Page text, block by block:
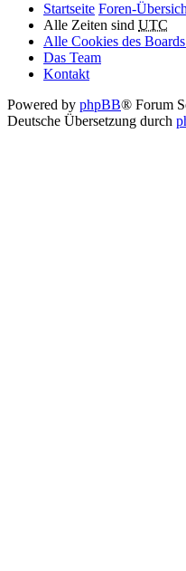
Startseite Foren-
Alle Zeiten sind UTC
Alle Cookies des
Das Team
Kontakt
Powered by phpBB® Forum
Deutsche Übersetzung durch